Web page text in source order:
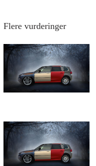
Flere vurderinger